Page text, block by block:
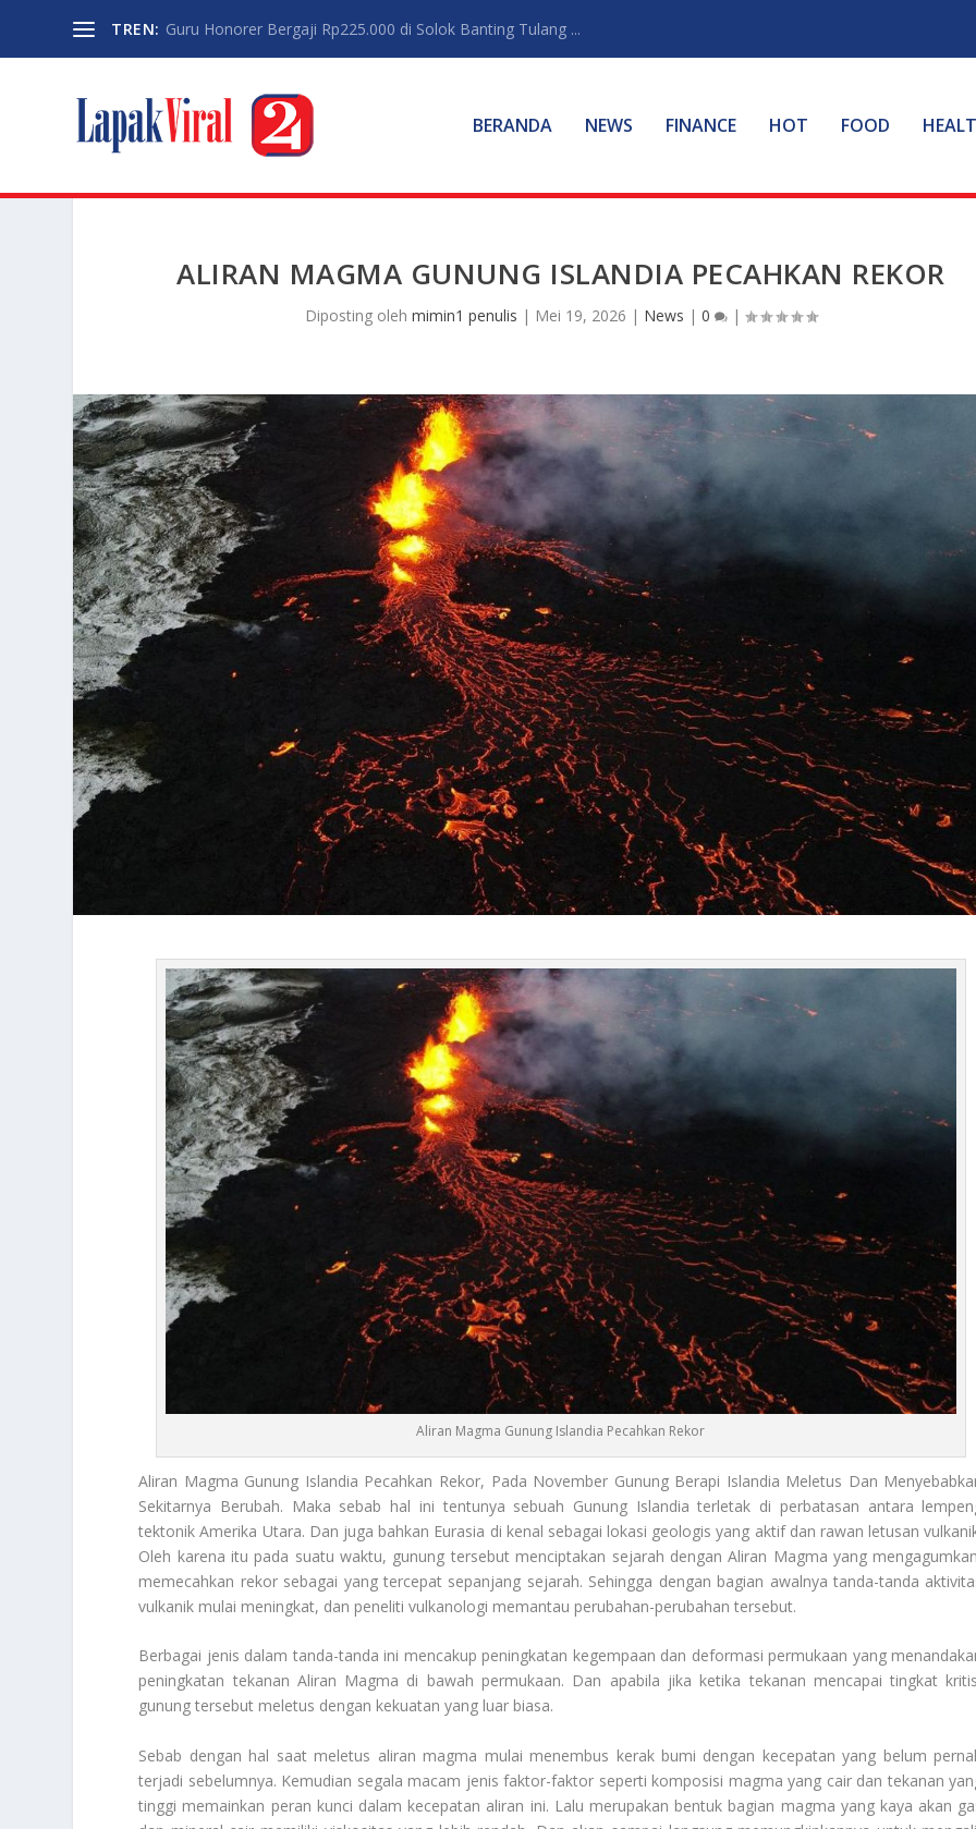
TREN: Guru Honorer Bergaji Rp225.000 di Solok Banting Tulang ...
BERANDA NEWS FINANCE HOT FOOD
ALIRAN MAGMA GUNUNG ISLANDIA PECAHKAN REKOR
Diposting oleh mimin1 penulis | Mei 19, 2026 | News | 0 |
Aliran Magma Gunung Islandia Pecahkan Rekor
Aliran Magma Gunung Islandia Pecahkan Rekor, Pada November Gunung Berapi Islandia Meletus Dan
Sekitarnya Berubah. Maka sebab hal ini tentunya sebuah Gunung Islandia terletak di perbatasan antara
tektonik Amerika Utara. Dan juga bahkan Eurasia di kenal sebagai lokasi geologis yang aktif dan rawan letusan
Oleh karena itu pada suatu waktu, gunung tersebut menciptakan sejarah denganAliran Magma yang
memecahkan rekor sebagai yang tercepat sepanjang sejarah. Sehingga dengan bagian awalnya tanda-tanda
vulkanik mulai meningkat, dan peneliti vulkanologi memantau perubahan-perubahan tersebut.
Berbagai jenis dalam tanda-tanda ini mencakup peningkatan kegempaan dan deformasi permukaan yang
peningkatan tekanan Aliran Magma di bawah permukaan. Dan apabila jika ketika tekanan mencapai tingkat
gunung tersebut meletus dengan kekuatan yang luar biasa.
Sebab dengan hal saat meletus aliran magma mulai menembus kerak bumi dengan kecepatan yang belum
terjadi sebelumnya. Kemudian segala macam jenis faktor-faktor seperti komposisi magma yang cair dan tekanan
tinggi memainkan peran kunci dalam kecepatan aliran ini. Lalu merupakan bentuk bagian magma yang kaya akan